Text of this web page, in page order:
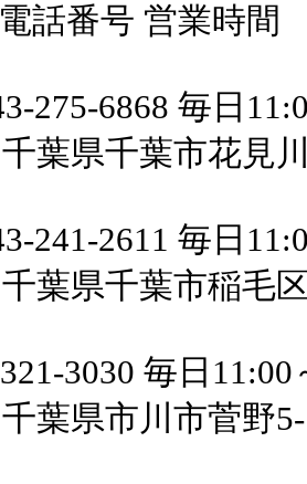
話番号 営業時間
275-6868 毎日
千葉県千葉市花見
241-2611 毎日
千葉県千葉市稲毛
3030 毎日11:00
千葉県市川市菅野